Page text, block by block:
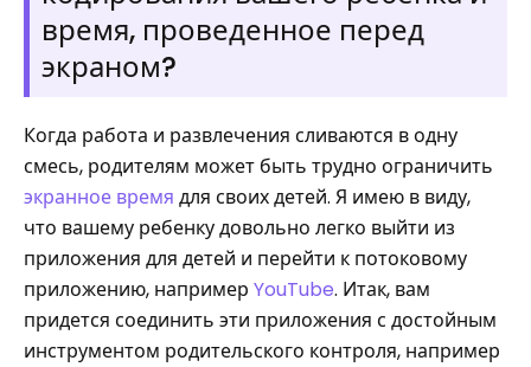
время, проведенное перед
экраном?
Когда работа и развлечения сливаются в одну
смесь, родителям может быть трудно ограничить
экранное время для своих детей. Я имею в виду,
что вашему ребенку довольно легко выйти из
приложения для детей и перейти к потоковому
приложению, например YouTube. Итак, вам
придется соединить эти приложения с достойным
инструментом родительского контроля, например